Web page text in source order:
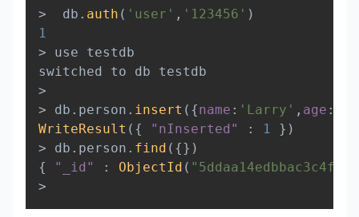
>
  db
. auth ( 'user' , '123456' )
1
> use testdb
>
> db . person . insert ( {name : 'Larry' , age :
WriteResult ( { "nInserted" : 1 } )
> db . person . find ( {} )
{
"_id" : ObjectId (
>